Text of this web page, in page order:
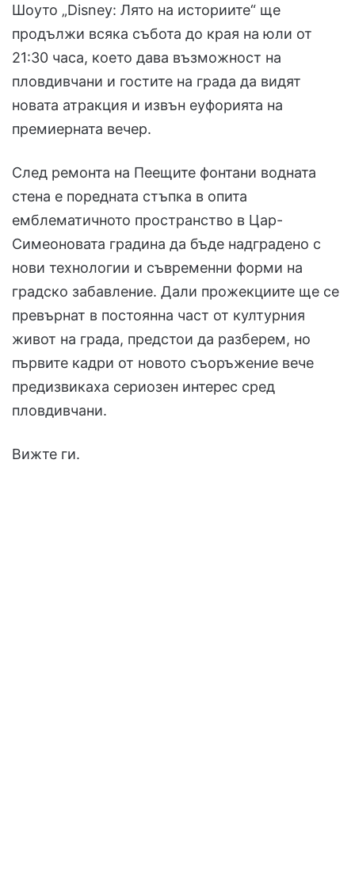
Шоуто „Disney: Лято на историите“ ще
продължи всяка събота до края на юли от
21:30 часа, което дава възможност на
пловдивчани и гостите на града да видят
новата атракция и извън еуфорията на
премиерната вечер.
След ремонта на Пеещите фонтани водната
стена е поредната стъпка в опита
емблематичното пространство в Цар-
Симеоновата градина да бъде надградено с
нови технологии и съвременни форми на
градско забавление. Дали прожекциите ще се
превърнат в постоянна част от културния
живот на града, предстои да разберем, но
първите кадри от новото съоръжение вече
предизвикаха сериозен интерес сред
пловдивчани.
Вижте ги.